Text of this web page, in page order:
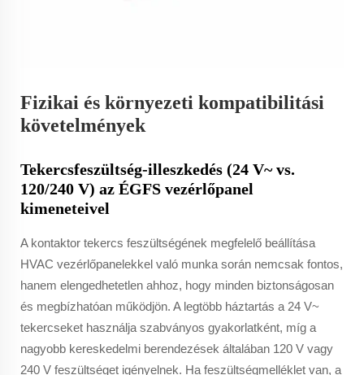
Fizikai és környezeti kompatibilitási
követelmények
Tekercsfeszültség-illeszkedés (24 V~ vs.
120/240 V) az ÉGFS vezérlőpanel
kimeneteivel
A kontaktor tekercs feszültségének megfelelő beállítása
HVAC vezérlőpanelekkel való munka során nemcsak fontos,
hanem elengedhetetlen ahhoz, hogy minden biztonságosan
és megbízhatóan működjön. A legtöbb háztartás a 24 V~
tekercseket használja szabványos gyakorlatként, míg a
nagyobb kereskedelmi berendezések általában 120 V vagy
240 V feszültséget igényelnek. Ha feszültségmelléklet van, a